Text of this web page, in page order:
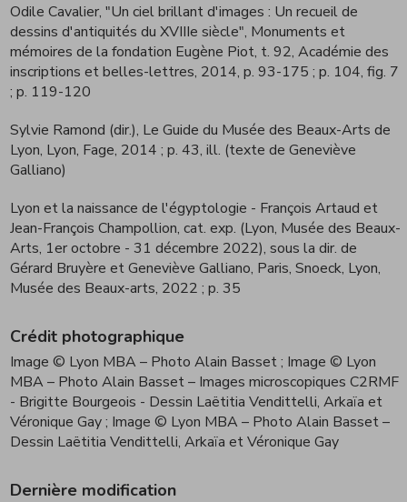
Odile Cavalier, "Un ciel brillant d'images : Un recueil de
dessins d'antiquités du XVIIIe siècle", Monuments et
mémoires de la fondation Eugène Piot, t. 92, Académie des
inscriptions et belles-lettres, 2014, p. 93-175; p. 104, fig. 7
; p. 119-120
Sylvie Ramond (dir.), Le Guide du Musée des Beaux-Arts de
Lyon, Lyon, Fage, 2014; p. 43, ill. (texte de Geneviève
Galliano)
Lyon et la naissance de l'égyptologie - François Artaud et
Jean-François Champollion, cat. exp. (Lyon, Musée des Beaux-
Arts, 1er octobre - 31 décembre 2022), sous la dir. de
Gérard Bruyère et Geneviève Galliano, Paris, Snoeck, Lyon,
Musée des Beaux-arts, 2022; p. 35
Crédit photographique
Image © Lyon MBA – Photo Alain Basset; Image © Lyon
MBA – Photo Alain Basset – Images microscopiques C2RMF
- Brigitte Bourgeois - Dessin Laëtitia Vendittelli, Arkaïa et
Véronique Gay; Image © Lyon MBA – Photo Alain Basset –
Dessin Laëtitia Vendittelli, Arkaïa et Véronique Gay
Dernière modification